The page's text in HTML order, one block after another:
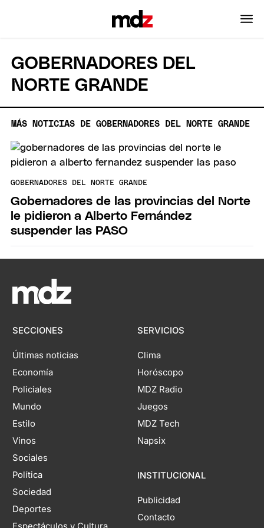
GOBERNADORES DEL
NORTE GRANDE
MÁS NOTICIAS DE GOBERNADORES DEL NORTE GRANDE
GOBERNADORES DEL NORTE GRANDE
Gobernadores de las provincias del Norte
le pidieron a Alberto Fernández
suspender las PASO
SECCIONES
Últimas noticias
Economía
Policiales
Mundo
Estilo
Vinos
Sociales
Política
Sociedad
Deportes
SERVICIOS
Clima
Horóscopo
MDZ Radio
Juegos
MDZ Tech
Napsix
INSTITUCIONAL
Publicidad
Contacto